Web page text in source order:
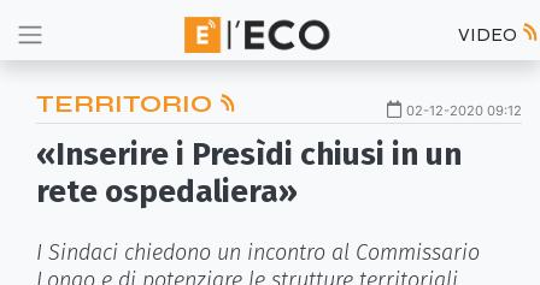
VIDEO
TERRITORIO 02-12-2020 09:12
«Inserire i Presìdi chiusi in un
rete ospedaliera»
I Sindaci chiedono un incontro al Commissario